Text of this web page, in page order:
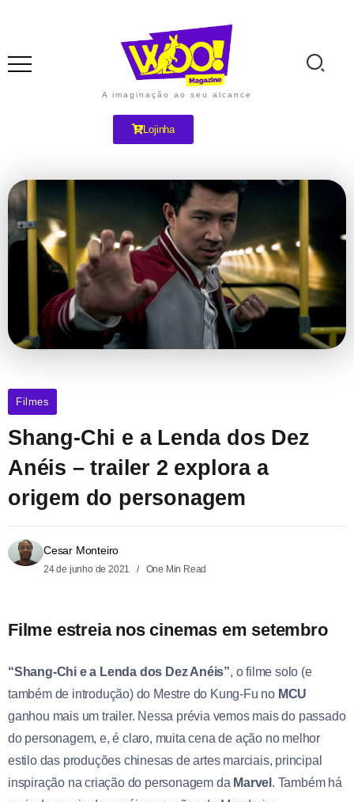
A imaginação ao seu alcance
Lojinha
Filmes
Shang-Chi e a Lenda dos Dez
Anéis – trailer 2 explora a
origem do personagem
Cesar Monteiro
24 de junho de 2021 One Min Read
Filme estreia nos cinemas em setembro
“Shang-Chi e a Lenda dos Dez Anéis”, o filme solo (e
também de introdução) do Mestre do Kung-Fu no MCU
ganhou mais um trailer. Nessa prévia vemos mais do passado
do personagem, e, é claro, muita cena de ação no melhor
estilo das produções chinesas de artes marciais, principal
inspiração na criação do personagem da Marvel . Também há